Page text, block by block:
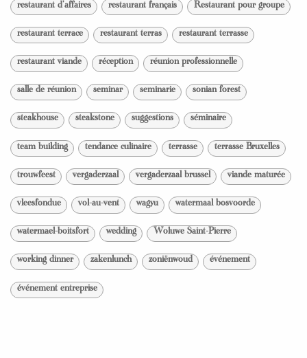
restaurant d'affaires restaurant français Restaurant pour groupe
restaurant terrace restaurant terras restaurant terrasse
restaurant viande réception réunion professionnelle
salle de réunion seminar seminarie sonian forest
steakhouse steakstone suggestions séminaire
team building tendance culinaire terrasse terrasse Bruxelles
trouwfeest vergaderzaal vergaderzaal brussel viande maturée
vleesfondue vol-au-vent wagyu watermaal bosvoorde
watermael-boitsfort wedding Woluwe Saint-Pierre
working dinner zakenlunch zoniënwoud événement
événement entreprise